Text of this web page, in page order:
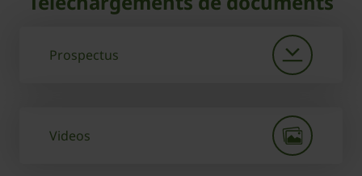
Prospectus
Videos